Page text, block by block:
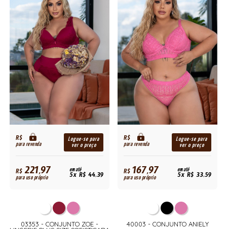
R$
para revenda
Logue-se para
ver o preço
R$221,97
para uso próprio
em até
5x R$ 44,39
03353 - CONJUNTO ZOE -
R$
para revenda
Logue-se para
ver o preço
R$167,97
para uso próprio
em até
5x R$ 33,59
40003 - CONJUNTO ANIELY